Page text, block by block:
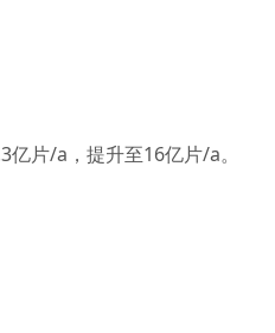
片/a，提升至16亿片/a。